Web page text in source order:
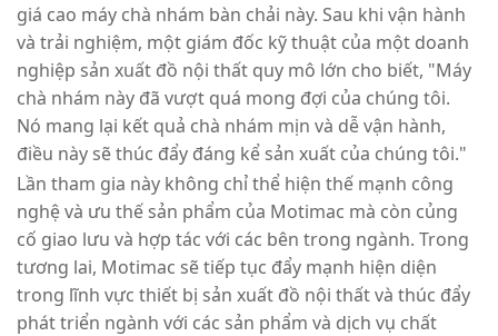
giá cao máy chà nhám bàn chải này. Sau khi vận hành
và trải nghiệm, một giám đốc kỹ thuật của một doanh
nghiệp sản xuất đồ nội thất quy mô lớn cho biết, "Máy
chà nhám này đã vượt quá mong đợi của chúng tôi.
Nó mang lại kết quả chà nhám mịn và dễ vận hành,
điều này sẽ thúc đẩy đáng kể sản xuất của chúng tôi."
Lần tham gia này không chỉ thể hiện thế mạnh công
nghệ và ưu thế sản phẩm của Motimac mà còn củng
cố giao lưu và hợp tác với các bên trong ngành. Trong
tương lai, Motimac sẽ tiếp tục đẩy mạnh hiện diện
trong lĩnh vực thiết bị sản xuất đồ nội thất và thúc đẩy
phát triển ngành với các sản phẩm và dịch vụ chất